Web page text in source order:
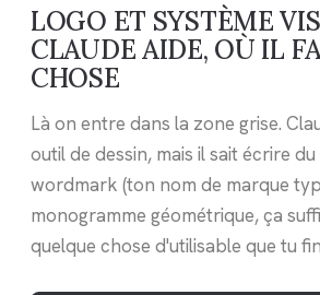
LOGO ET SYSTÈME
CLAUDE AIDE, OÙ IL
CHOSE
Là on entre dans la zone grise.
outil de dessin, mais il sait écrire du
wordmark (ton nom de marque
monogramme géométrique, ça
quelque chose d'utilisable que tu